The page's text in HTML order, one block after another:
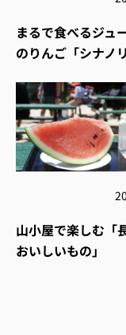
まるで食べるジュ
のりんご「シナノ
山小屋で楽しむ「
おいしいもの」